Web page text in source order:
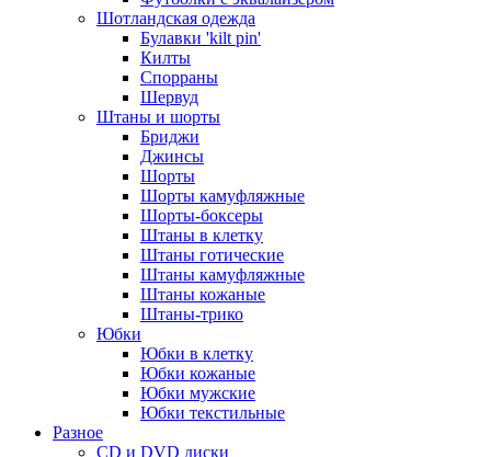
Шотландская одежда
Булавки 'kilt pin'
Килты
Спорраны
Шервуд
Штаны и шорты
Бриджи
Джинсы
Шорты
Шорты камуфляжные
Шорты-боксеры
Штаны в клетку
Штаны готические
Штаны камуфляжные
Штаны кожаные
Штаны-трико
Юбки
Юбки в клетку
Юбки кожаные
Юбки мужские
Юбки текстильные
Разное
CD и DVD диски